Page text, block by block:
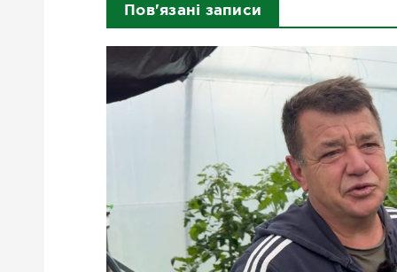
Пов'язані записи